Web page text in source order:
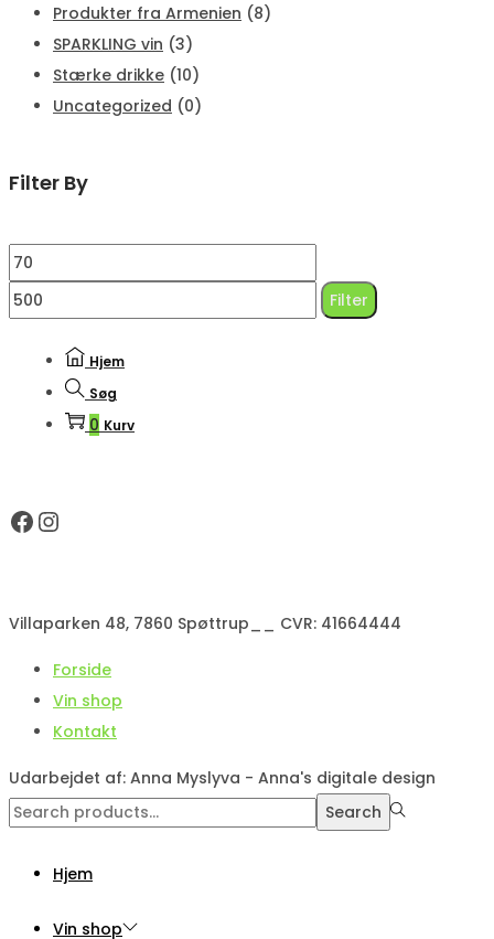
Produkter fra Armenien (8)
SPARKLING vin (3)
Stærke drikke (10)
Uncategorized (0)
Filter By
Mindste
pris
prisFilter
Hjem
Søg
0 Kurv
Facebook Instagram
Villaparken 48, 7860 Spøttrup__ CVR: 41664444
Forside
Vin shop
Kontakt
Udarbejdet af: Anna Myslyva - Anna's digitale design
Search
Search
Hjem
Vin shop